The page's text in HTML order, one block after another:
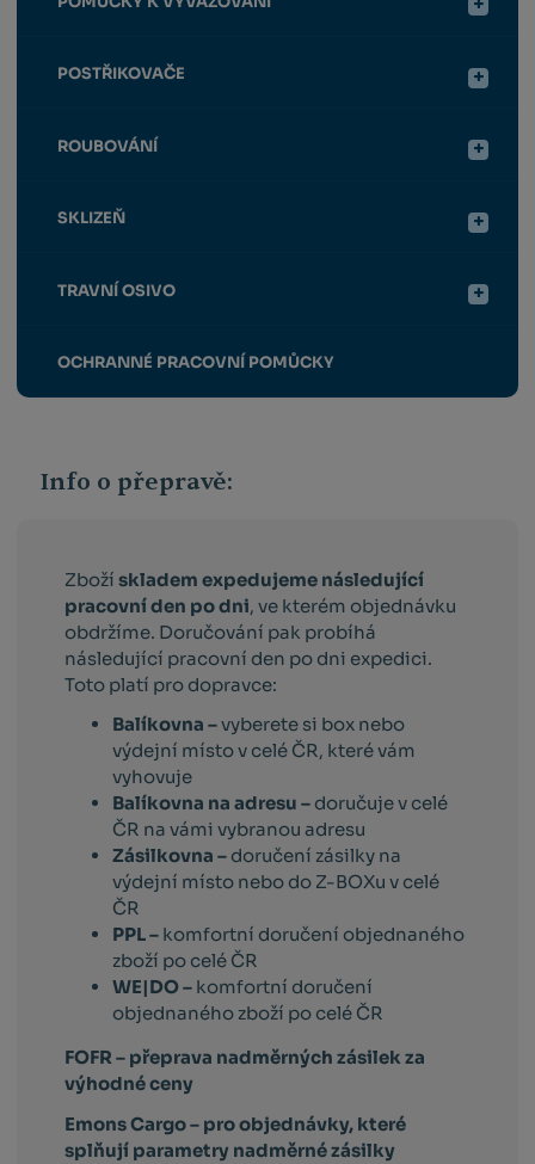
POSTŘIKOVAČE
ROUBOVÁNÍ
SKLIZEŇ
TRAVNÍ OSIVO
OCHRANNÉ PRACOVNÍ POMŮCKY
Info o přepravě:
Zbožískladem expedujeme následující
pracovní den po dni, ve kterém objednávku
obdržíme. Doručování pak probíhá
následující pracovní den po dni expedici.
Toto platí pro dopravce:
Balíkovna –vyberete si box nebo
výdejní místo v celé ČR, které vám
vyhovuje
Balíkovna na adresu – doručuje v celé
ČR na vámi vybranou adresu
Zásilkovna – doručení zásilky na
výdejní místo nebo do Z-BOXu v celé
ČR
PPL – komfortní doručení objednaného
zboží po celé ČR
WE|DO – komfortní doručení
objednaného zboží po celé ČR
FOFR – přeprava nadměrných zásilek za
výhodné ceny
Emons Cargo – pro objednávky, které
splňují parametry nadměrné zásilky